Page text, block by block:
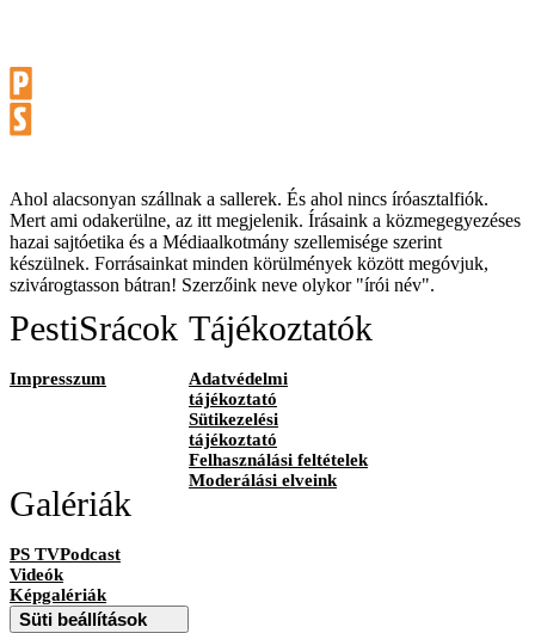
Ahol alacsonyan szállnak a sallerek. És ahol nincs íróasztalfiók.
Mert ami odakerülne, az itt megjelenik. Írásaink a közmegegyezéses
hazai sajtóetika és a Médiaalkotmány szellemisége szerint
készülnek. Forrásainkat minden körülmények között megóvjuk,
szivárogtasson bátran! Szerzőink neve olykor "írói név".
PestiSrácok
Impresszum
Tájékoztatók
Adatvédelmi
tájékoztató
Sütikezelési
tájékoztató
Felhasználási feltételek
Moderálási elveink
Galériák
PS TVPodcast
Videók
Képgalériák
Süti beállítások